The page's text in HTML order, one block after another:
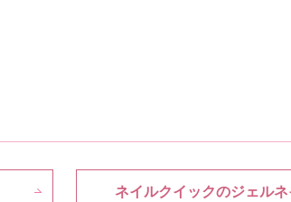
ネイルクイックのジェル